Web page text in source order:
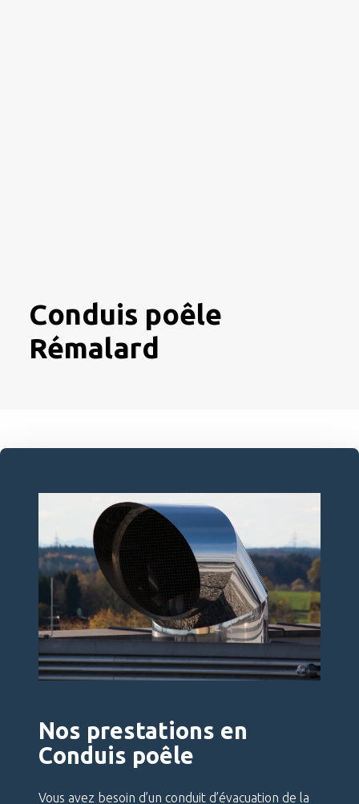
Conduis poêle
Rémalard
Nos prestations en
Conduis poêle
Vous avez besoin d’un conduit d’évacuation de la